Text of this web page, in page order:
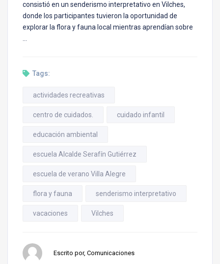
consistió en un senderismo interpretativo en Vilches,
donde los participantes tuvieron la oportunidad de
explorar la flora y fauna local mientras aprendían sobre
Tags:
actividades recreativas
centro de cuidados. cuidado infantil
educación ambiental
escuela Alcalde Serafín Gutiérrez
escuela de verano Villa Alegre
flora y fauna senderismo interpretativo
vacaciones Vilches
Escrito por, Comunicaciones